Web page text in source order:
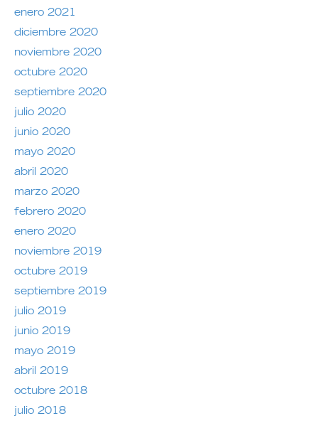
enero 2021
diciembre 2020
noviembre 2020
octubre 2020
septiembre 2020
julio 2020
junio 2020
mayo 2020
abril 2020
marzo 2020
febrero 2020
enero 2020
noviembre 2019
octubre 2019
septiembre 2019
julio 2019
junio 2019
mayo 2019
abril 2019
octubre 2018
julio 2018